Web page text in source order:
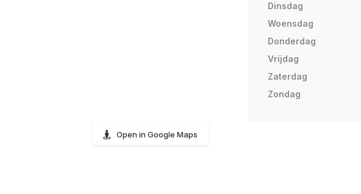
Open in Google Maps
Dinsdag
Woensdag
Donderdag
Vrijdag
Zaterdag
Zondag